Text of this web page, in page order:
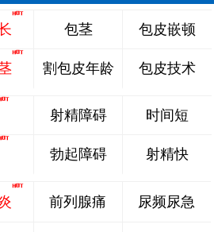
包茎
割包皮年龄
包皮嵌顿
包皮技术
射精障碍
勃起障碍
时间短
射精快
前列腺痛 尿频尿急